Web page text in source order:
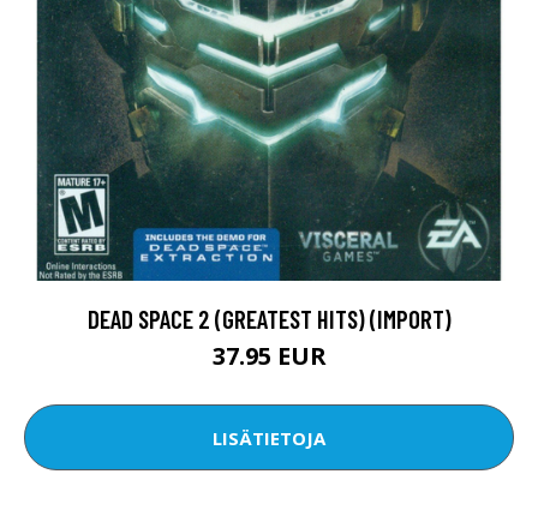
DEAD SPACE 2 (GREATEST HITS) (IMPORT)
37.95 EUR
LISÄTIETOJA